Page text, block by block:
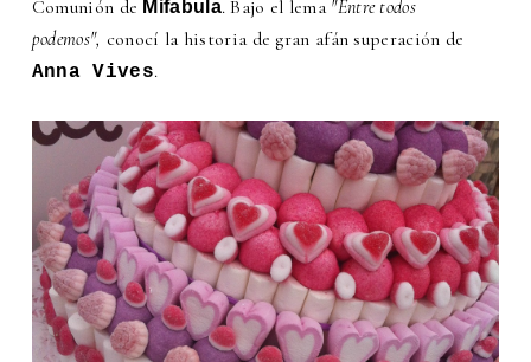
Comunión de Mifabula. Bajo el lema "Entre todos
podemos", conocí la historia de gran afán superación de
Anna Vives.